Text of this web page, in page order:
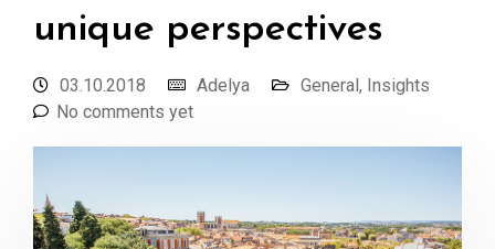
unique perspectives
03.10.2018 Adelya General, Insights
No comments yet